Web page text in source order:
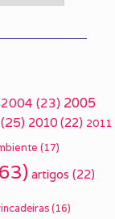
2004 (23) 2005
(25) 2010 (22) 2011
(17)
artigos (22)
(16)